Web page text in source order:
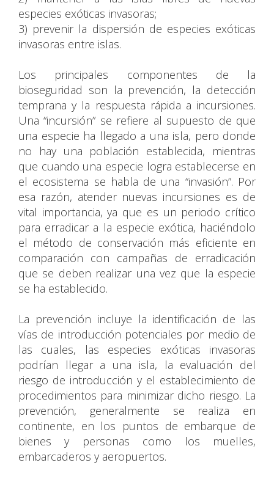
especies exóticas invasoras;
3) prevenir la dispersión de especies exóticas
invasoras entre islas.
Los principales componentes de la
bioseguridad son la prevención, la detección
temprana y la respuesta rápida a incursiones.
Una “incursión” se refiere al supuesto de que
una especie ha llegado a una isla, pero donde
no hay una población establecida, mientras
que cuando una especie logra establecerse en
el ecosistema se habla de una “invasión”. Por
esa razón, atender nuevas incursiones es de
vital importancia, ya que es un periodo crítico
para erradicar a la especie exótica, haciéndolo
el método de conservación más eficiente en
comparación con campañas de erradicación
que se deben realizar una vez que la especie
se ha establecido.
La prevención incluye la identificación de las
vías de introducción potenciales por medio de
las cuales, las especies exóticas invasoras
podrían llegar a una isla, la evaluación del
riesgo de introducción y el establecimiento de
procedimientos para minimizar dicho riesgo. La
prevención, generalmente se realiza en
continente, en los puntos de embarque de
bienes y personas como los muelles,
embarcaderos y aeropuertos.